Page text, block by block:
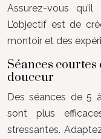
Assurez-vous
L’objectif est de
montoir et des
Séances
douceur
Des séances de 5
sont plus
stressantes.